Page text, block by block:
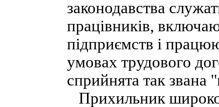
законодавства
працівників,
підприємств і
умовах трудового
сприйнята так звана
Прихильник